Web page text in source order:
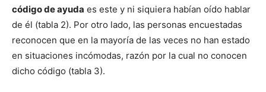
código de ayuda es este y ni siquiera habían oído hablar
de él (tabla 2). Por otro lado, las personas encuestadas
reconocen que en la mayoría de las veces no han estado
en situaciones incómodas, razón por la cual no conocen
dicho código (tabla 3).